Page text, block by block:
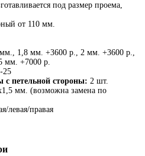
под размер проема,
от 110 мм.
мм., 1,8 мм. +3600 р., 2 мм. +3600 р.,
мм. +7000 р.
25
петельной стороны: 2 шт.
мм. (возможна замена по
левая/правая